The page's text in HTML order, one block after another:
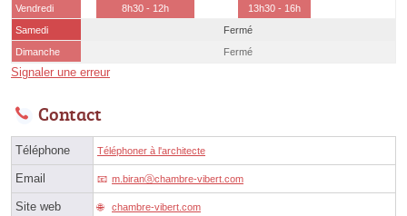
Vendredi
8h30 - 12h
13h30 - 16h
Samedi
Fermé
Dimanche
Fermé
Signaler une erreur
Contact
Téléphone Téléphoner à l'architecte
Email m.biranⓐchambre-vibert.com
Site web chambre-vibert.com